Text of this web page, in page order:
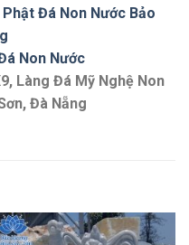
Đá Non Nước Bảo
Non Nước
Làng Đá Mỹ Nghệ Non
Đà Nẵng